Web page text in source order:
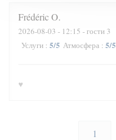
FrédéricO
2026-08-03 - 12:15 - гости 3
Услуги : 5/5 Атмосфера : 5/5
♥️
1